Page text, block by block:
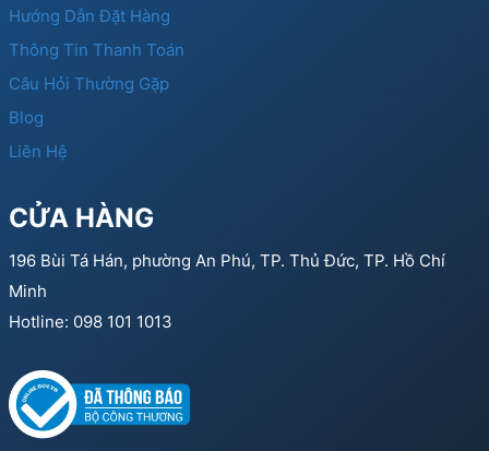
Hướng Dẫn Đặt Hàng
Thông Tin Thanh Toán
Câu Hỏi Thường Gặp
Blog
Liên Hệ
CỬA HÀNG
196 Bùi Tá Hán, phường An Phú, TP. Thủ Đức, TP. Hồ Chí
Minh
Hotline: 098 101 1013